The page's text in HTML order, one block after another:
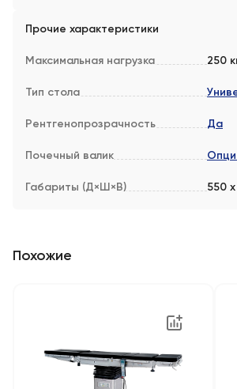
Прочие характеристики
Максимальная нагрузка 250
Тип стола
Рентгенопрозрачность Да
Почечный валик
Габариты (Д×Ш×В) 550
Похожие